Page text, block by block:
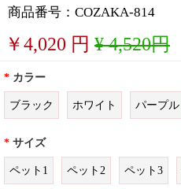
商品番号：COZAKA-814
￥4,020 円 ¥ 4,520円
* カラー
ブラック ホワイト パープル
* サイズ
ペット1 ペット2 ペット3